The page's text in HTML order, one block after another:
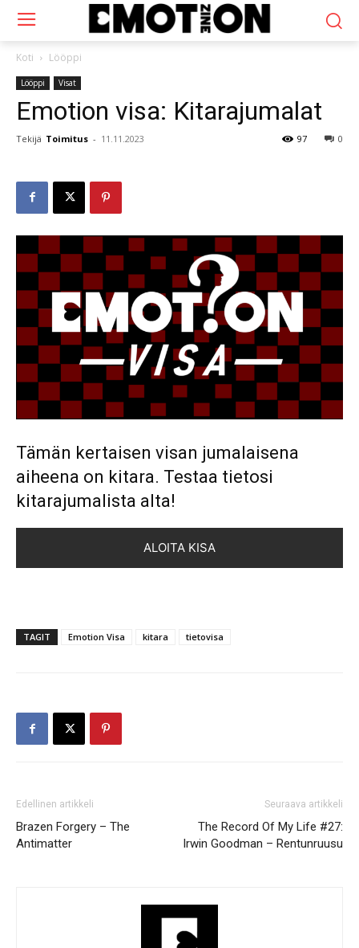
Koti Lööppi
Lööppi Visat
Emotion visa: Kitarajumalat
Tekijä Toimitus - 11.11.2023 0
97
Tämän kertaisen visan jumalaisena
aiheena on kitara. Testaa tietosi
kitarajumalista alta!
ALOITA KISA
TAGIT Emotion Visa kitara tietovisa
Edellinen artikkeli
Brazen Forgery – The
Antimatter
Seuraava artikkeli
The Record Of My Life #27:
Irwin Goodman – Rentunruusu